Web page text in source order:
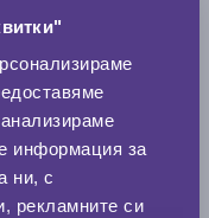
информация за
ни, с
рекламните си